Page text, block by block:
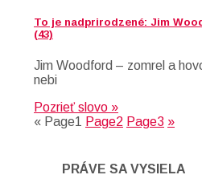
To je nadprirodzené: Jim
(43)
Jim Woodford – zomrel a
nebi
Pozrieť slovo »
« Page1 Page2 Page3 »
PRÁVE SA VYSIELA